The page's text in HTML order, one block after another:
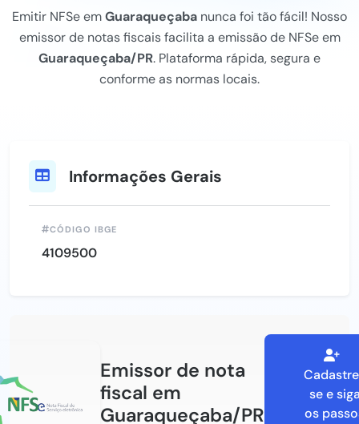
Emitir NFSe emGuaraqueçaba nunca foi tão fácil! Nosso
emissor de notas fiscais facilita a emissão de NFSe em
Guaraqueçaba/PR. Plataforma rápida, segura e
conforme as normas locais.
Informações Gerais
CÓDIGO IBGE
4109500
Emissor de nota
fiscal em
Guaraqueçaba/PR
se e
os